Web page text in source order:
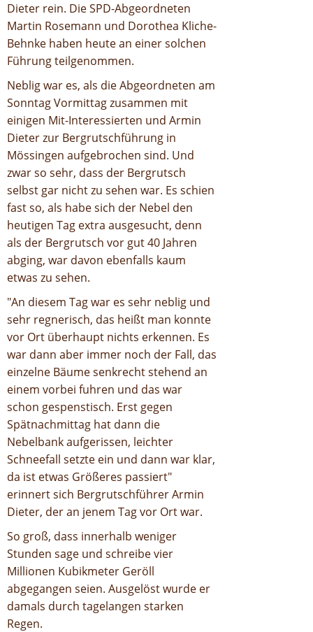
Dieter rein. Die SPD-Abgeordneten
Martin Rosemann und Dorothea Kliche-
Behnke haben heute an einer solchen
Führung teilgenommen.
Neblig war es, als die Abgeordneten am
Sonntag Vormittag zusammen mit
einigen Mit-Interessierten und Armin
Dieter zur Bergrutschführung in
Mössingen aufgebrochen sind. Und
zwar so sehr, dass der Bergrutsch
selbst gar nicht zu sehen war. Es schien
fast so, als habe sich der Nebel den
heutigen Tag extra ausgesucht, denn
als der Bergrutsch vor gut 40 Jahren
abging, war davon ebenfalls kaum
etwas zu sehen.
"An diesem Tag war es sehr neblig und
sehr regnerisch, das heißt man konnte
vor Ort überhaupt nichts erkennen. Es
war dann aber immer noch der Fall, das
einzelne Bäume senkrecht stehend an
einem vorbei fuhren und das war
schon gespenstisch. Erst gegen
Spätnachmittag hat dann die
Nebelbank aufgerissen, leichter
Schneefall setzte ein und dann war klar,
da ist etwas Größeres passiert"
erinnert sich Bergrutschführer Armin
Dieter, der an jenem Tag vor Ort war.
So groß, dass innerhalb weniger
Stunden sage und schreibe vier
Millionen Kubikmeter Geröll
abgegangen seien. Ausgelöst wurde er
damals durch tagelangen starken
Regen.